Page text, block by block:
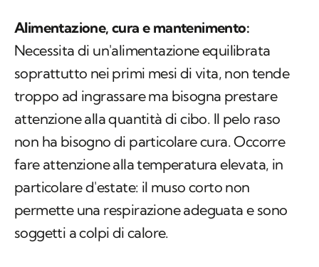
Alimentazione, cura e mantenimento:
Necessita di un'alimentazione equilibrata
soprattutto nei primi mesi di vita, non tende
troppo ad ingrassare ma bisogna prestare
attenzione alla quantità di cibo. Il pelo raso
non ha bisogno di particolare cura. Occorre
fare attenzione alla temperatura elevata, in
particolare d'estate: il muso corto non
permette una respirazione adeguata e sono
soggetti a colpi di calore.